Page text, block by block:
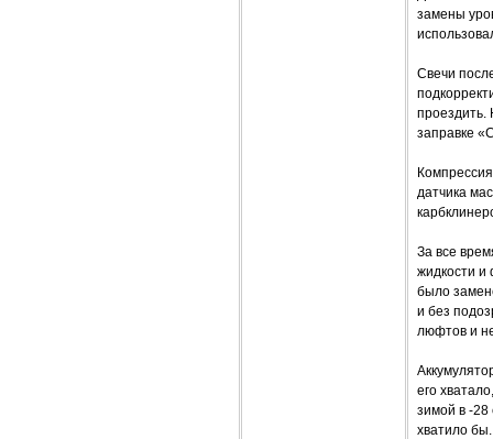
замены
Свечи
проездить.
заправке
датчика
За все
жидкости и
было
и без
люфтов и
его
зимой в -28
хватило бы.